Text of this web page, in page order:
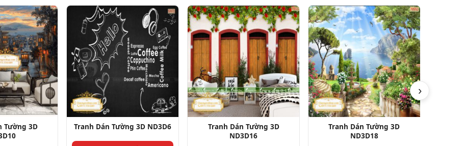
3D ND3D6
Tranh Dán Tường 3D
Tranh Dán Tường 3D
ND3D18
Tranh Dán Tường 3D ND3D7
›